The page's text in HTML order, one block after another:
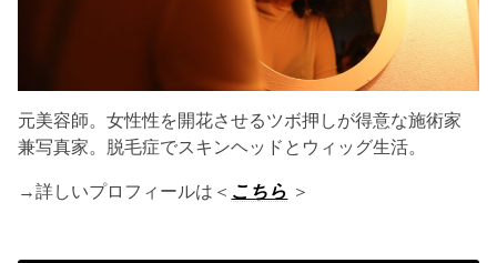
元美容師。女性性を開花させるツボ押しが得意な施術家
兼写真家。脱毛症でスキンヘッドとウィッグ生活。
→詳しいプロフィールは＜ こちら ＞